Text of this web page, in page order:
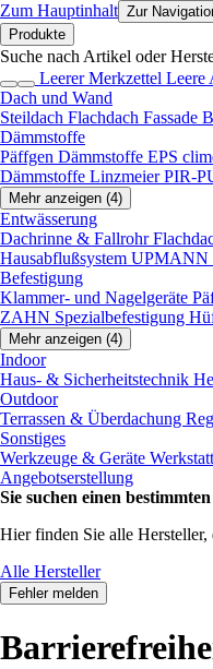
Zum Hauptinhalt Zur
Produkte
Suche nach Artikel oder
Leerer Merkzettel Leere
Dach und Wand
Steildach Flachdach Fassade
Dämmstoffe
Päffgen Dämmstoffe EPS
Dämmstoffe Linzmeier PIR-
Mehr anzeigen (4)
Entwässerung
Dachrinne & Fallrohr
Hausabflußsystem UPMANN
Befestigung
Klammer- und Nagelgeräte
ZAHN Spezialbefestigung
Mehr anzeigen (4)
Indoor
Haus- & Sicherheitstechnik
Outdoor
Terrassen & Überdachung
Sonstiges
Werkzeuge & Geräte
Angebotserstellung
Sie suchen einen
Hier finden Sie alle
Alle Hersteller
Fehler melden